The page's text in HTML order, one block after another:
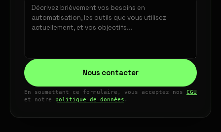
Nous contacter
En soumettant ce formulaire, vous acceptez nos CGU
et notre politique de données .